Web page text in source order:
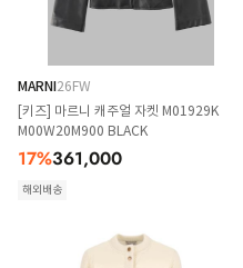
MARNI26FW
[키즈] 마르니 캐주얼 자켓 M01929K
M00W20M900 BLACK
17%361,000
해외배송